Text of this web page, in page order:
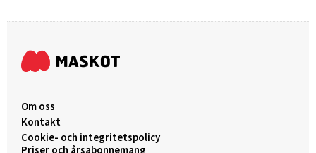
Om oss
Kontakt
Cookie- och integritetspolicy
Priser och årsabonnemang